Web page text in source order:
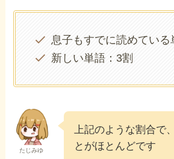
息子もすでに読めている
新しい単語：3割
たじみゆ
上記のような割合で
とがほとんどです